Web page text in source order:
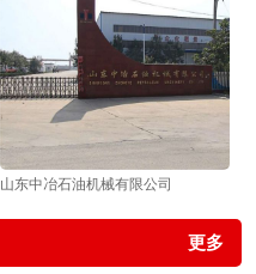
山东中冶石油机械有限公司
更多